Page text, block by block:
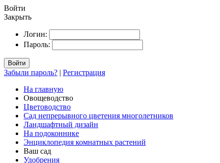
Войти
Закрыть
Логин:
Пароль:
Войти
Забыли пароль? | Регистрация
На главную
Овощеводство
Цветоводство
Сад непрерывного цветения многолетников
Ландшафтный дизайн
На подоконнике
Энциклопедия комнатных растений
Ваш сад
Удобрения